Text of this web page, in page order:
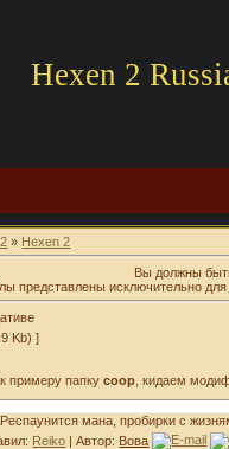
Hexen 2
» Hexen 2
Вы должны
представлены исключительно
Kb) ]
примеру папкуcoop , кидаем
Респаунится мана, пробирки с
Reiko | Автор: Вова